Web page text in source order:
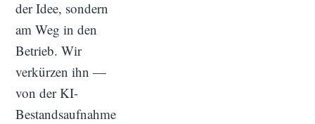
der Idee, sondern
am Weg in den
Betrieb. Wir
verkürzen ihn —
von der KI-
Bestandsaufnahme